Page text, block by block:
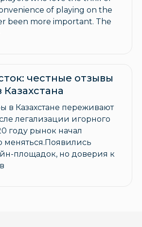
of playing on the
been more important. The
честные отзывы
Казахстана
в Казахстане переживают
легализации игорного
году рынок начал
меняться.Появились
площадок, но доверия к